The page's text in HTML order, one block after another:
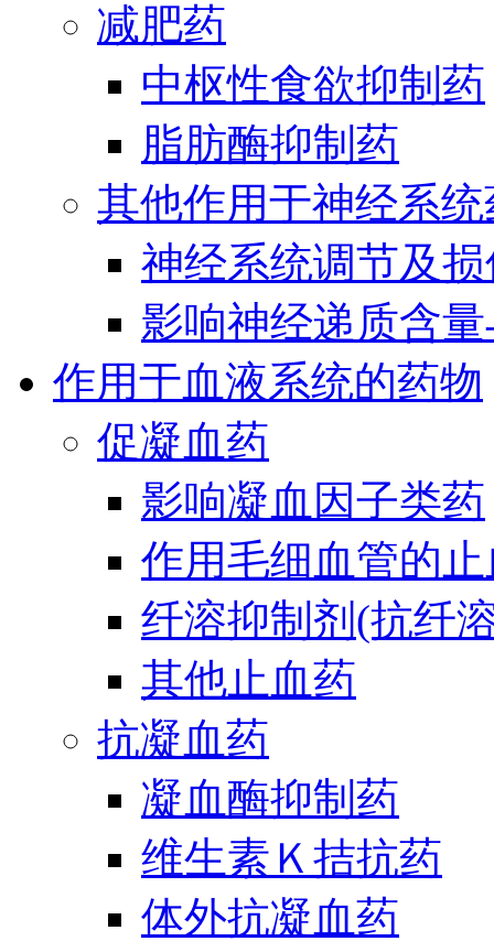
减肥药
中枢性食欲抑制药
脂肪酶抑制药
其他作用于神经系统
神经系统调节及
影响神经递质含
作用于血液系统的药物
促凝血药
影响凝血因子类药
作用毛细血管的
纤溶抑制剂(抗纤
其他止血药
抗凝血药
凝血酶抑制药
维生素Ｋ拮抗药
体外抗凝血药